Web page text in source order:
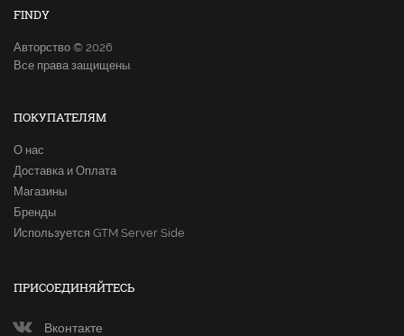
FINDY
Авторство © 2026
Все права защищены.
ПОКУПАТЕЛЯМ
О нас
Доставка и Оплата
Магазины
Бренды
Используется GTM Server Side
ПРИСОЕДИНЯЙТЕСЬ
Вконтакте